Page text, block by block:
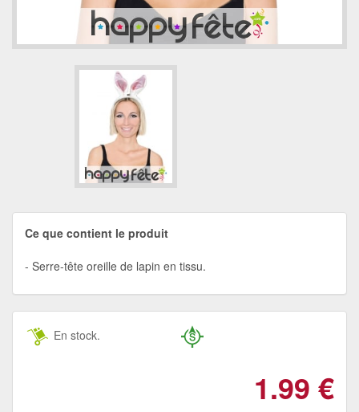
Ce que contient le produit
Serre-tête oreille de lapin en tissu.
En stock.
1.99 €